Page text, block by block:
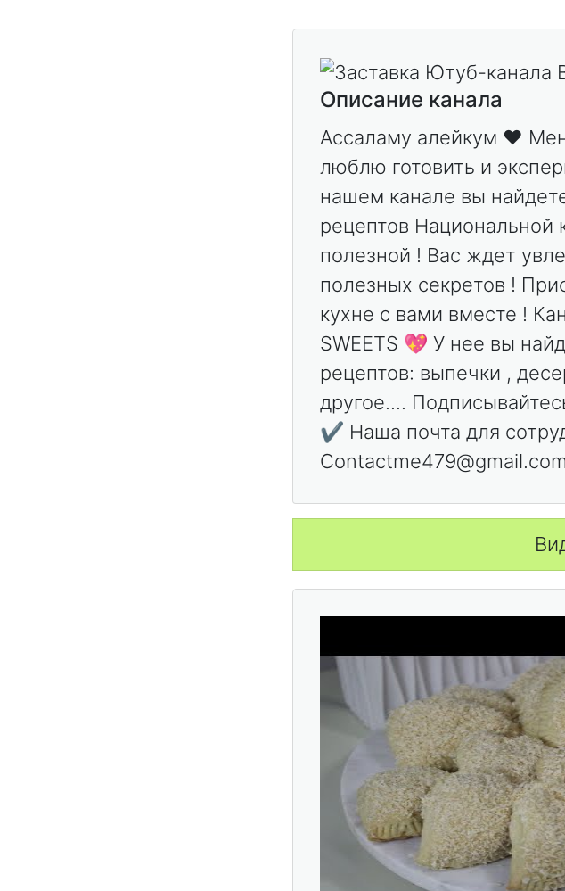
Описание канала
Ассаламу алейкум ❤️
люблю готовить и
нашем канале вы
рецептов Национальной
полезной ! Вас ждет
полезных секретов !
кухне с вами вместе !
SWEETS 💖 У нее вы
рецептов: выпечки ,
другое....
✔️ Наша почта для
Contactme479@gmail.com